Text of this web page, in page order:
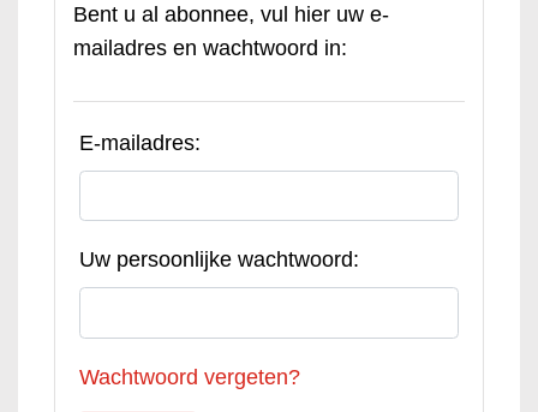
Bent u al abonnee, vul hier uw e-
mailadres en wachtwoord in:
E-mailadres:
Uw persoonlijke wachtwoord:
Wachtwoord vergeten?